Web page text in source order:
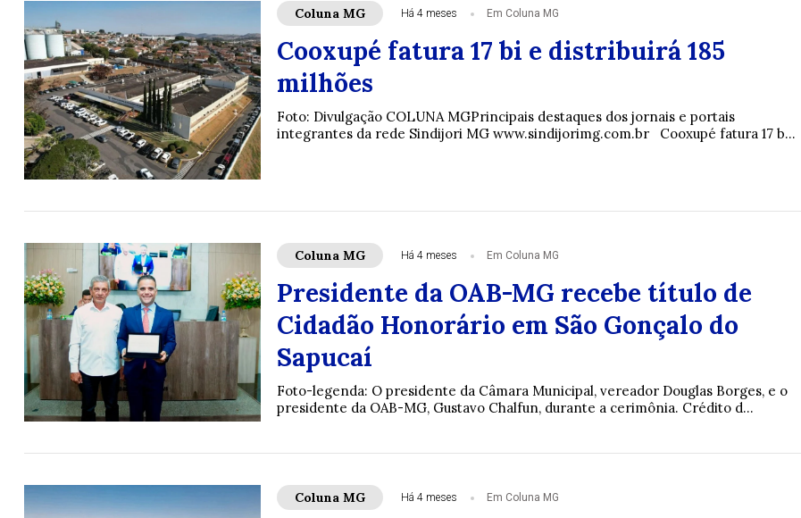
Coluna MG Há 4 meses Em Coluna MG
Cooxupé fatura 17 bi e distribuirá 185
milhões
Foto: Divulgação COLUNA MGPrincipais destaques dos jornais e portais
integrantes da rede Sindijori MG www.sindijorimg.com.br Cooxupé fatura 17 b...
Coluna MG Há 4 meses Em Coluna MG
Presidente da OAB-MG recebe título de
Cidadão Honorário em São Gonçalo do
Sapucaí
Foto-legenda: O presidente da Câmara Municipal, vereador Douglas Borges, e o
presidente da OAB-MG, Gustavo Chalfun, durante a cerimônia. Crédito d...
Coluna MG Há 4 meses Em Coluna MG